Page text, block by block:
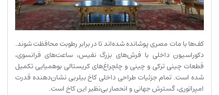
کف‌ها با مات مصری پوشانده شده‌اند تا در برابر رطوبت محافظت شوند.
دکوراسیون داخلی با فرش‌های بزرگ نفیس، ساعت‌های فرانسوی،
قطعات چینی ترکی و چینی و چلچراغ‌های کریستالی بوهمیایی تکمیل
شده است. تمام جزئیات طراحی داخلی کاخ بیلربی نشان‌دهنده قدرت
امپراتوری، گسترش جهانی و انحصار بی‌نظیر این کاخ است.